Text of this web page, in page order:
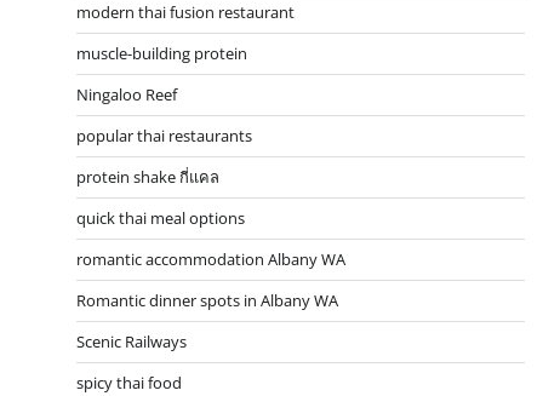
modern thai fusion restaurant
muscle-building protein
Ningaloo Reef
popular thai restaurants
protein shake กี่แคล
quick thai meal options
romantic accommodation Albany WA
Romantic dinner spots in Albany WA
Scenic Railways
spicy thai food